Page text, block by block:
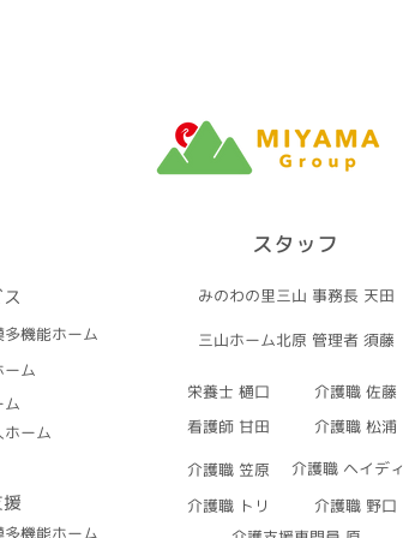
機能ホーム
ーム
ム
ーム
機能ホーム
スタッフ
みのわの里三山 事務長 天田
三山ホーム北原 管理者 須藤
​栄養士 樋口
​看護師 甘田
介護職 笠原
介護職 トリ
介護職 佐藤
介護職 松浦
介護職 ヘイディ
介護職 野口